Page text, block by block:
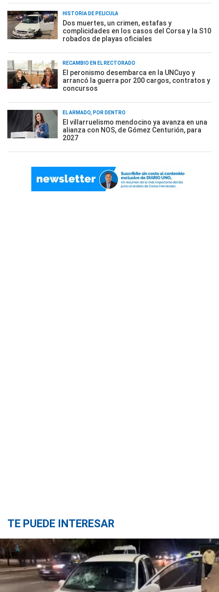
HISTORIA DE PELÍCULA
Dos muertes, un crimen, estafas y
complicidades en los casos del Corsa y la S10
robados de playas oficiales
RECAMBIO EN EL RECTORADO
El peronismo desembarca en la UNCuyo y
arrancó la guerra por 200 cargos, contratos y
concursos
EL ARMADO, POR DENTRO
El villarruelismo mendocino ya avanza en una
alianza con NOS, de Gómez Centurión, para
2027
TE PUEDE INTERESAR